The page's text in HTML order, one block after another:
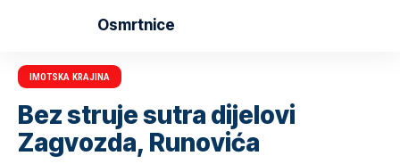
Osmrtnice
IMOTSKA KRAJINA
Bez struje sutra dijelovi
Zagvozda, Runovića